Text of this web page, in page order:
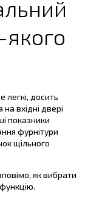
якого
легкі, досить
на вхідні двері
показники
фурнітури
щільного
як вибрати